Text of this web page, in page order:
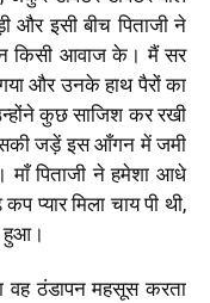
और इसी बीच पिताजी ने
किसी आवाज के। मैं सर
और उनके हाथ पैरों का
कुछ साजिश कर रखी
जड़ें इस आँगन में जमी
माँ पिताजी ने हमेशा आधे
मिला चाय पी थी,
हुआ।
ठंडापन महसूस करता